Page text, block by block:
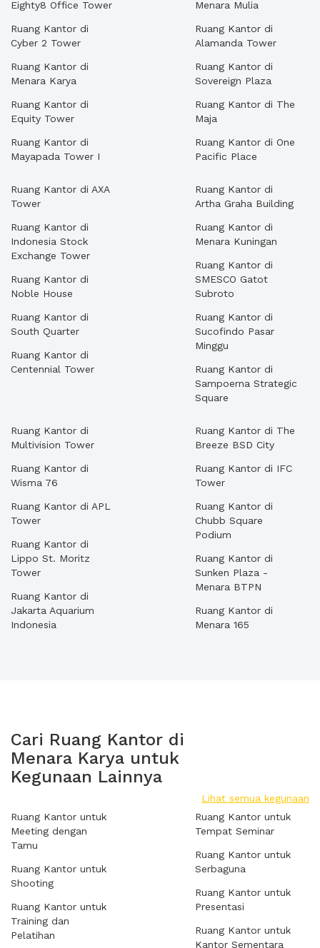
Eighty8 Office Tower
Ruang Kantor di
Cyber 2 Tower
Ruang Kantor di
Menara Karya
Ruang Kantor di
Equity Tower
Ruang Kantor di
Mayapada Tower I
Menara Mulia
Ruang Kantor di
Alamanda Tower
Ruang Kantor di
Sovereign Plaza
Ruang Kantor di The
Maja
Ruang Kantor di One
Pacific Place
Ruang Kantor di AXA
Tower
Ruang Kantor di
Indonesia Stock
Exchange Tower
Ruang Kantor di
Noble House
Ruang Kantor di
South Quarter
Ruang Kantor di
Centennial Tower
Ruang Kantor di
Artha Graha Building
Ruang Kantor di
Menara Kuningan
Ruang Kantor di
SMESCO Gatot
Subroto
Ruang Kantor di
Sucofindo Pasar
Minggu
Ruang Kantor di
Sampoerna Strategic
Square
Ruang Kantor di
Multivision Tower
Ruang Kantor di
Wisma 76
Ruang Kantor di APL
Tower
Ruang Kantor di
Lippo St. Moritz
Tower
Ruang Kantor di
Jakarta Aquarium
Indonesia
Ruang Kantor di The
Breeze BSD City
Ruang Kantor di IFC
Tower
Ruang Kantor di
Chubb Square
Podium
Ruang Kantor di
Sunken Plaza -
Menara BTPN
Ruang Kantor di
Menara 165
Cari Ruang Kantor di
Menara Karya untuk
Kegunaan Lainnya
Lihat semua kegunaan
Ruang Kantor untuk
Meeting dengan
Tamu
Ruang Kantor untuk
Shooting
Ruang Kantor untuk
Training dan
Pelatihan
Ruang Kantor untuk
Tempat Seminar
Ruang Kantor untuk
Serbaguna
Ruang Kantor untuk
Presentasi
Ruang Kantor untuk
Kantor Sementara